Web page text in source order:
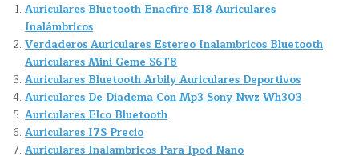
Auriculares Bluetooth Enacfire E18 Auriculares
Inalámbricos
Verdaderos Auriculares Estereo Inalambricos Bluetooth
Auriculares Mini Geme S6T8
Auriculares Bluetooth Arbily Auriculares Deportivos
Auriculares De Diadema Con Mp3 Sony Nwz Wh303
Auriculares Elco Bluetooth
Auriculares I7S Precio
Auriculares Inalambricos Para Ipod Nano